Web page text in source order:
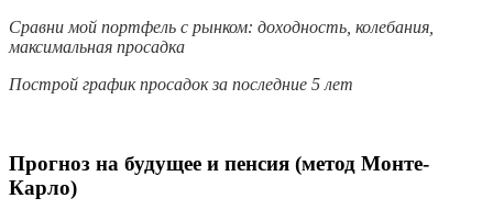
Сравни мой портфель с рынком: доходность, колебания,
максимальная просадка
Построй график просадок за последние 5 лет
Прогноз на будущее и пенсия (метод Монте-
Карло)